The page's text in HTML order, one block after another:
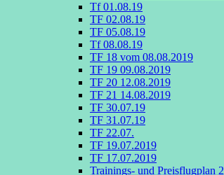
Tf 01.08.19
TF 02.08.19
TF 05.08.19
Tf 08.08.19
TF 18 vom 08.08.2019
TF 19 09.08.2019
TF 20 12.08.2019
TF 21 14.08.2019
TF 30.07.19
TF 31.07.19
TF 22.07.
TF 19.07.2019
TF 17.07.2019
Trainings- und Preisflugplan